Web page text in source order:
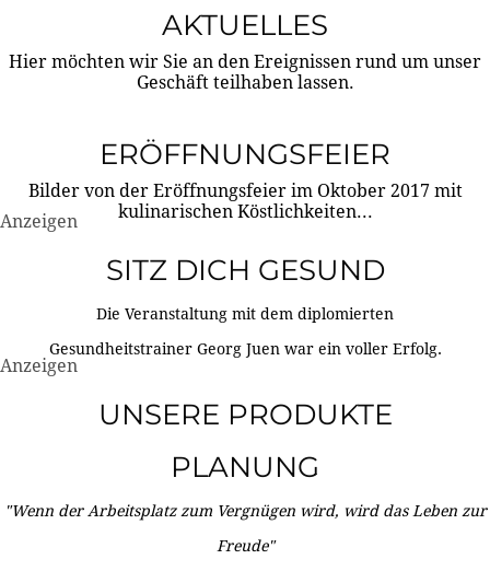
AKTUELLES
Hier möchten wir Sie an den Ereignissen rund um unser
Geschäft teilhaben lassen.
ERÖFFNUNGSFEIER
Bilder von der Eröffnungsfeier im Oktober 2017 mit
kulinarischen Köstlichkeiten...
Anzeigen
SITZ DICH GESUND
Die Veranstaltung mit dem diplomierten
Gesundheitstrainer Georg Juen war ein voller Erfolg.
Anzeigen
UNSERE PRODUKTE
PLANUNG
"Wenn der Arbeitsplatz zum Vergnügen wird, wird das Leben zur
Freude"